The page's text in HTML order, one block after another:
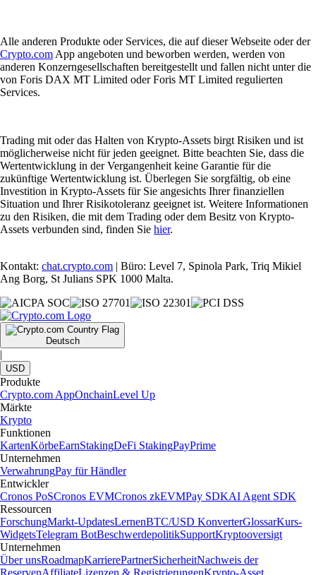
Alle anderen Produkte oder Services, die auf dieser Webseite oder der
Crypto.com App angeboten und beworben werden, werden von
anderen Konzerngesellschaften bereitgestellt und fallen nicht unter die
von Foris DAX MT Limited oder Foris MT Limited regulierten
Services.
Trading mit oder das Halten von Krypto-Assets birgt Risiken und ist
möglicherweise nicht für jeden geeignet. Bitte beachten Sie, dass die
Wertentwicklung in der Vergangenheit keine Garantie für die
zukünftige Wertentwicklung ist. Überlegen Sie sorgfältig, ob eine
Investition in Krypto-Assets für Sie angesichts Ihrer finanziellen
Situation und Ihrer Risikotoleranz geeignet ist. Weitere Informationen
zu den Risiken, die mit dem Trading oder dem Besitz von Krypto-
Assets verbunden sind, finden Sie hier.
Kontakt: chat.crypto.com | Büro: Level 7, Spinola Park, Triq Mikiel
Ang Borg, St Julians SPK 1000 Malta.
Deutsch
|
USD
Produkte
Crypto.com AppOnchainLevel Up
Märkte
Krypto
Funktionen
KartenKörbeEarnStakingDeFi StakingPayPrime
Unternehmen
VerwahrungPay für Händler
Entwickler
Cronos PoSCronos EVMCronos zkEVMPay SDKAI Agent SDK
Ressourcen
ForschungMarkt-UpdatesLernenBTC/USD KonverterGlossarKurs-
WidgetsTelegram BotBeschwerdepolitikSupportKryptooversigt
Unternehmen
Über unsRoadmapKarrierePartnerSicherheitNachweis der
ReservenAffiliateLizenzen & RegistrierungenKrypto-Asset